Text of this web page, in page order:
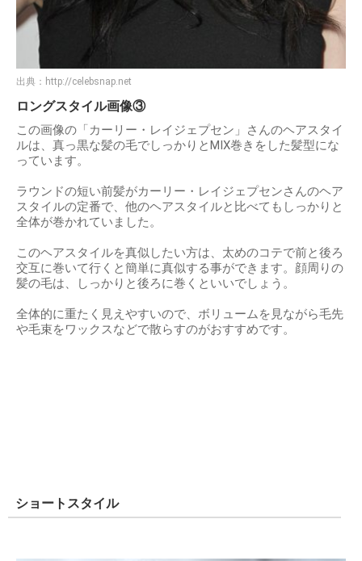
出典： http://celebsnap.net
ロングスタイル画像③
この画像の「カーリー・レイジェプセン」さんのヘアスタイ
ルは、真っ黒な髪の毛でしっかりとMIX巻きをした髪型にな
っています。
ラウンドの短い前髪がカーリー・レイジェプセンさんのヘア
スタイルの定番で、他のヘアスタイルと比べてもしっかりと
全体が巻かれていました。
このヘアスタイルを真似したい方は、太めのコテで前と後ろ
交互に巻いて行くと簡単に真似する事ができます。顔周りの
髪の毛は、しっかりと後ろに巻くといいでしょう。
全体的に重たく見えやすいので、ボリュームを見ながら毛先
や毛束をワックスなどで散らすのがおすすめです。
ショートスタイル